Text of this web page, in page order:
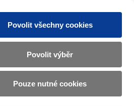
Povolit všechny cookies
Povolit výběr
Pouze nutné cookies
MAJETKOVÝ ÚČET
Kontakty